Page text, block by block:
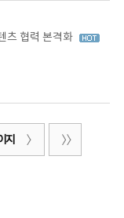
츠 협력 본격화
지